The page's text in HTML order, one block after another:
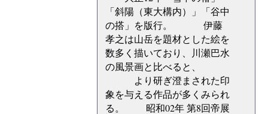
「斜陽（東大構内）」「谷中
の搭」を版行。 伊藤
孝之は山岳を題材とした絵を
数多く描いており、川瀬巴水
の風景画と比べると、
より研ぎ澄まされた印
象を与える作品が多くみられ
る。 昭和02年 第8回帝展